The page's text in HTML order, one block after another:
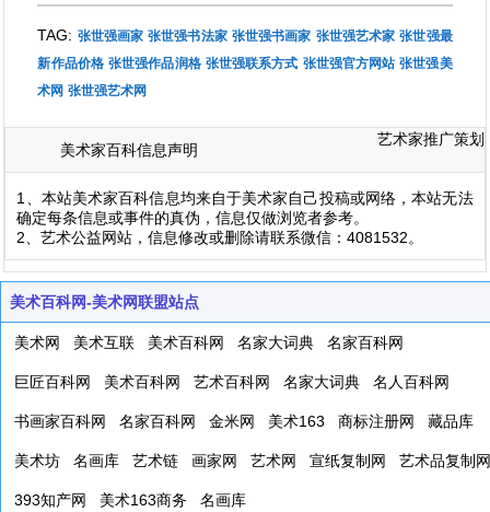
TAG: 张世强画家 张世强书法家 张世强书画家 张世强艺术家 张世强最
新作品价格 张世强作品润格 张世强联系方式 张世强官方网站 张世强美
术网 张世强艺术网
美术家百科信息声明
艺术家推广策划
1、本站美术家百科信息均来自于美术家自己投稿或网络，本站无法
确定每条信息或事件的真伪，信息仅做浏览者参考。
2、艺术公益网站，信息修改或删除请联系微信：4081532。
美术百科网-美术网联盟站点
美术网 美术互联 美术百科网 名家大词典 名家百科网
巨匠百科网 美术百科网 艺术百科网 名家大词典 名人百科网
书画家百科网 名家百科网 金米网 美术163 商标注册网 藏品库
美术坊 名画库 艺术链 画家网 艺术网 宣纸复制网 艺术品复制网
393知产网 美术163商务 名画库